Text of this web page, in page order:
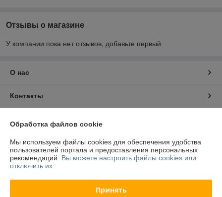
Отзывы о магазине
У компании пока нет отзывов, добавьте первый
О нас
Контакты
Полная версия сайта
Политика обработки cookies
Сайт создан на платформе Deal.by
Обработка файлов cookie
Мы используем файлы cookies для обеспечения удобства
пользователей портала и предоставления персональных
рекомендаций. Вы можете настроить файлы cookies или
отключить их.
Принять